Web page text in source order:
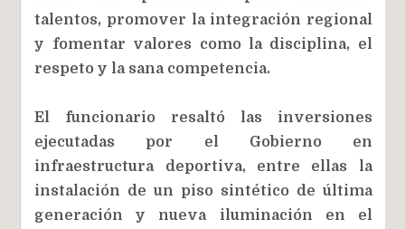
talentos, promover la integración regional
y fomentar valores como la disciplina, el
respeto y la sana competencia.
El funcionario resaltó las inversiones
ejecutadas por el Gobierno en
infraestructura deportiva, entre ellas la
instalación de un piso sintético de última
generación y nueva iluminación en el